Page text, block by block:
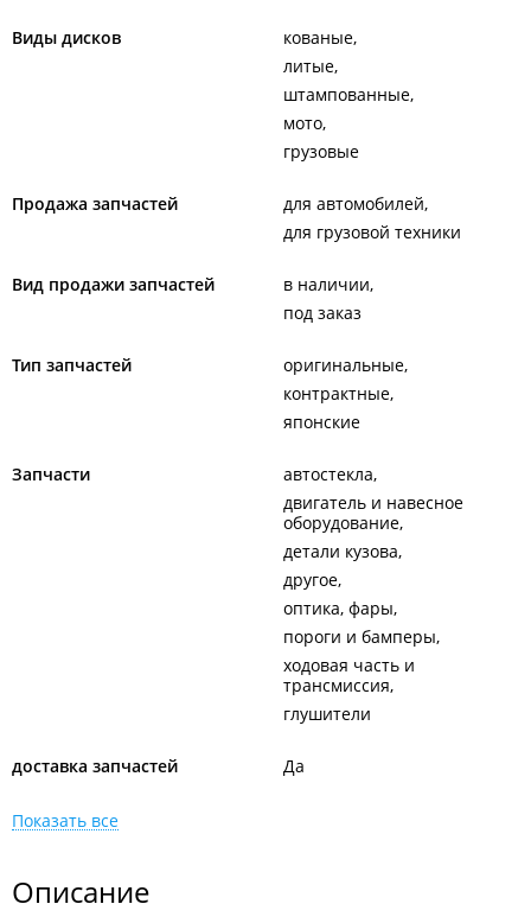
Виды дисков
кованые
литые
штампованные
мото
грузовые
Продажа запчастей
для автомобилей
для грузовой техники
Вид продажи запчастей
в наличии
под заказ
Тип запчастей
оригинальные
контрактные
японские
Запчасти
автостекла
двигатель и навесное
оборудование
детали кузова
другое
оптика, фары
пороги и бамперы
ходовая часть и
трансмиссия
глушители
доставка запчастей Да
Показать все
Описание